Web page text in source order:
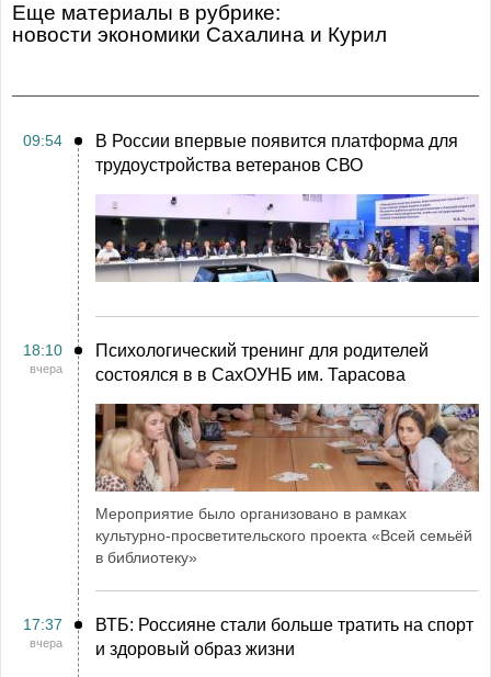
Еще материалы в рубрике:
Новости экономики Сахалина и Курил
09:54
В России впервые появится платформа для
трудоустройства ветеранов СВО
18:10
вчера
Психологический тренинг для родителей
состоялся в в СахОУНБ им. Тарасова
Мероприятие было организовано в рамках
культурно-просветительского проекта «Всей семьёй
в библиотеку»
17:37
вчера
ВТБ: Россияне стали больше тратить на спорт
и здоровый образ жизни